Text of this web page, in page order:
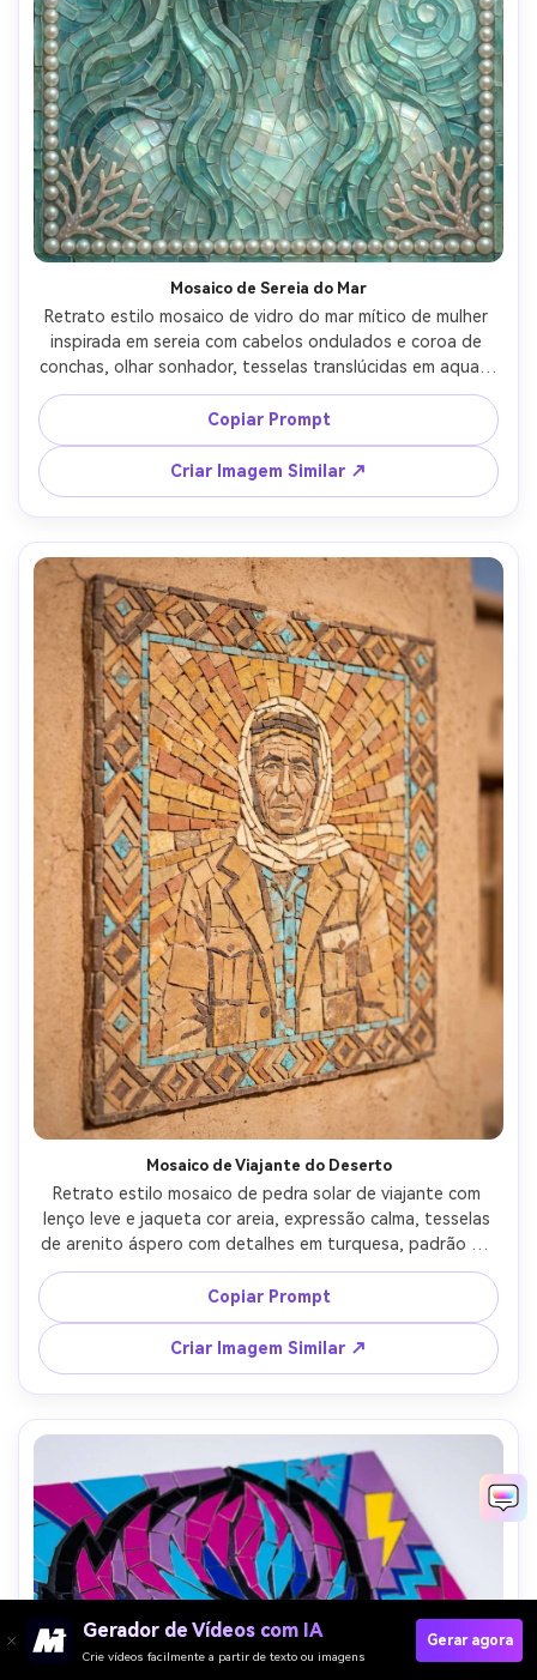
Mosaico de Sereia do Mar
Retrato estilo mosaico de vidro do mar mítico de mulher
inspirada em sereia com cabelos ondulados e coroa de
conchas, olhar sonhador, tesselas translúcidas em aqua e
espuma do mar com brilho iridescente, padrões de onda
no fundo, borda de pérola e motivos de coral, clima
mágico e luminoso, refração de vidro altamente
detalhada, composição elegante de fantasia, iluminação
cinematográfica suave --ar 4:5
Copiar Prompt
Criar Imagem Similar ↗
Mosaico de Viajante do Deserto
Retrato estilo mosaico de pedra solar de viajante com
lenço leve e jaqueta cor areia, expressão calma, tesselas
de arenito áspero com detalhes em turquesa, padrão de
fundo de raio de sol, borda geométrica inspirada em
têxteis do deserto, clima aventureiro e quente, textura e
imperfeições naturais do azulejo altamente detalhadas,
composição centralizada forte, lente 85mm, profundidade
de campo rasa --ar 4:5
Copiar Prompt
Criar Imagem Similar ↗
Gerador de Vídeos com IA
Crie vídeos facilmente a partir de texto ou imagens
Gerar agora